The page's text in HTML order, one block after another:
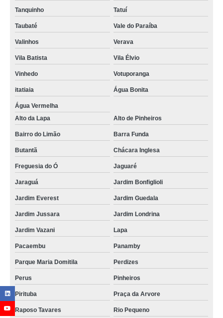
Tanquinho Tatuí
Taubaté Vale do Paraíba
Valinhos Verava
Vila Batista Vila Élvio
Vinhedo Votuporanga
itatiaia Água Bonita
Água Vermelha
Alto da Lapa
Alto de Pinheiros
Bairro do Limão Barra Funda
Butantã Chácara Inglesa
Freguesia do Ó Jaguaré
Jaraguá Jardim Bonfiglioli
Jardim Everest Jardim Guedala
Jardim Jussara Jardim Londrina
Jardim Vazani Lapa
Pacaembu Panamby
Parque Maria Domitila Perdizes
Perus Pinheiros
Pirituba Praça da Arvore
Raposo Tavares Rio Pequeno